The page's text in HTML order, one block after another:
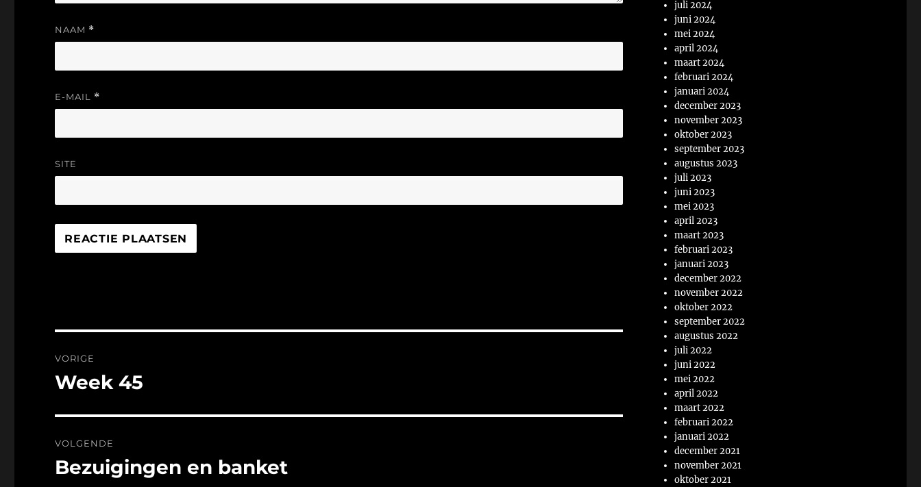
NAAM *
E-MAIL *
SITE
navigatie
VORIGE
Vorig
Week 45
VOLGENDE
Volgend
Bezuigingen en banket
juli 2024
juni 2024
mei 2024
april 2024
maart 2024
februari 2024
januari 2024
december 2023
november 2023
oktober 2023
september 2023
augustus 2023
juli 2023
juni 2023
mei 2023
april 2023
maart 2023
februari 2023
januari 2023
december 2022
november 2022
oktober 2022
september 2022
augustus 2022
juli 2022
juni 2022
mei 2022
april 2022
maart 2022
februari 2022
januari 2022
december 2021
november 2021
oktober 2021